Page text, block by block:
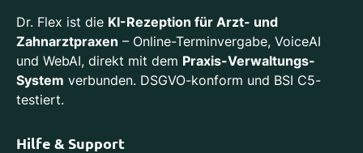
Dr. Flex ist die KI-Rezeption für Arzt- und
Zahnarztpraxen – Online-Terminvergabe, VoiceAI
und WebAI, direkt mit dem Praxis-Verwaltungs-
System verbunden. DSGVO-konform und BSI C5-
testiert.
Hilfe & Support